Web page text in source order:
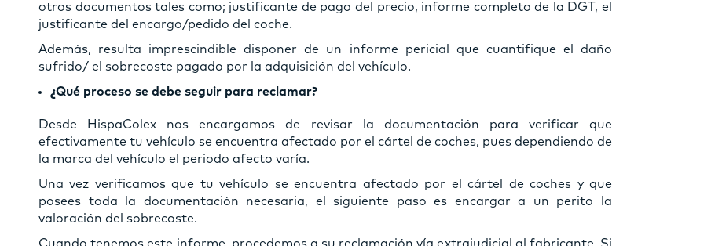
otros documentos tales como; justificante de pago del precio, informe completo de la DGT, el
justificante del encargo/pedido del coche.
Además, resulta imprescindible disponer de un informe pericial que cuantifique el daño
sufrido/ el sobrecoste pagado por la adquisición del vehículo.
¿Qué proceso se debe seguir para reclamar?
Desde HispaColex nos encargamos de revisar la documentación para verificar que
efectivamente tu vehículo se encuentra afectado por el cártel de coches, pues dependiendo de
la marca del vehículo el periodo afecto varía.
Una vez verificamos que tu vehículo se encuentra afectado por el cártel de coches y que
posees toda la documentación necesaria, el siguiente paso es encargar a un perito la
valoración del sobrecoste.